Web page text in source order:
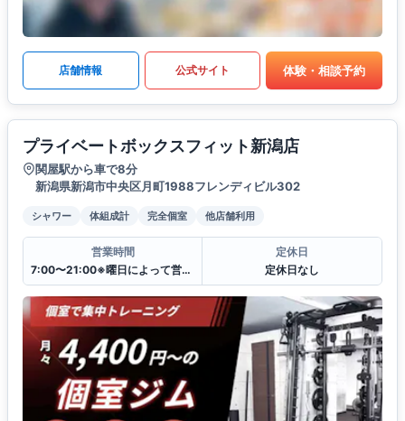
店舗情報 公式サイト 体験・相談予約
プライベートボックスフィット新潟店
関屋駅から車で8分
新潟県新潟市中央区月町1988フレンディビル302
シャワー 体組成計 完全個室 他店舗利用
営業時間
7:00〜21:00※曜日によって営業時間が異なる場合がございます.
定休日
定休日なし